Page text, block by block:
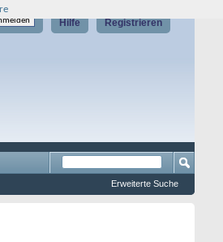
Registrieren
Hilfe
Erweiterte Suche